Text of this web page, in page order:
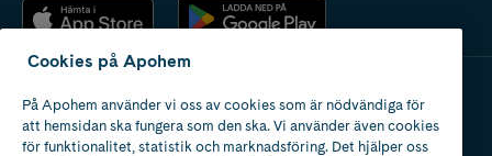
Apotek med tillstånd
av Läkemedelsverket
Cookies på Apohem
På Apohem använder vi oss av cookies som är nödvändiga för
att hemsidan ska fungera som den ska. Vi använder även cookies
för funktionalitet, statistik och marknadsföring. Det hjälper oss